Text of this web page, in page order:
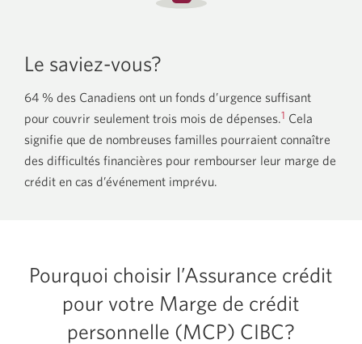
Le saviez-vous?
64 % des Canadiens ont un fonds d’urgence suffisant
pour couvrir seulement trois mois de dépenses.1 Cela
signifie que de nombreuses familles pourraient connaître
des difficultés financières pour rembourser leur marge de
crédit en cas d’événement imprévu.
Pourquoi choisir l’Assurance crédit
pour votre Marge de crédit
personnelle (MCP) CIBC?